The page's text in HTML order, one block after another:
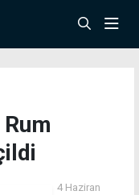
4 Haziran